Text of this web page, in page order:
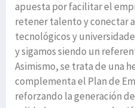
apuesta por facilitar el
retener talento y conectar
tecnológicos y
y sigamos siendo un
Asimismo, se trata de una
complementa el Plan de
reforzando la generación